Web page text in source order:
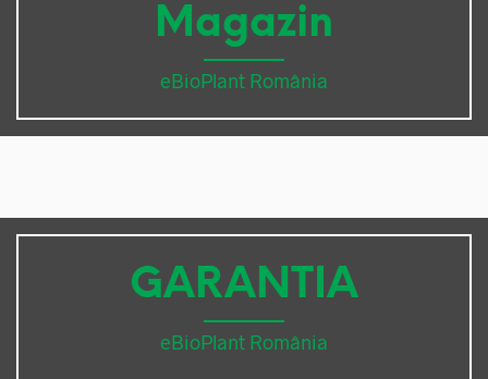
Magazin
eBioPlant România
GARANTIA
eBioPlant România